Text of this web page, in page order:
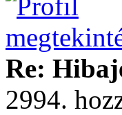
Re:
2994.